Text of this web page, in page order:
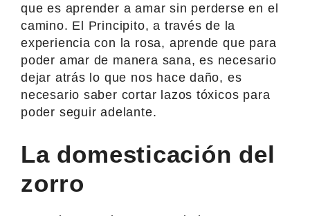
que es aprender a amar sin perderse en el
camino. El Principito, a través de la
experiencia con la rosa, aprende que para
poder amar de manera sana, es necesario
dejar atrás lo que nos hace daño, es
necesario saber cortar lazos tóxicos para
poder seguir adelante.
La domesticación del
zorro